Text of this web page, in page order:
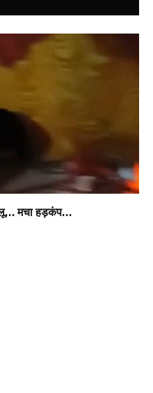
मचा हड़कंप…